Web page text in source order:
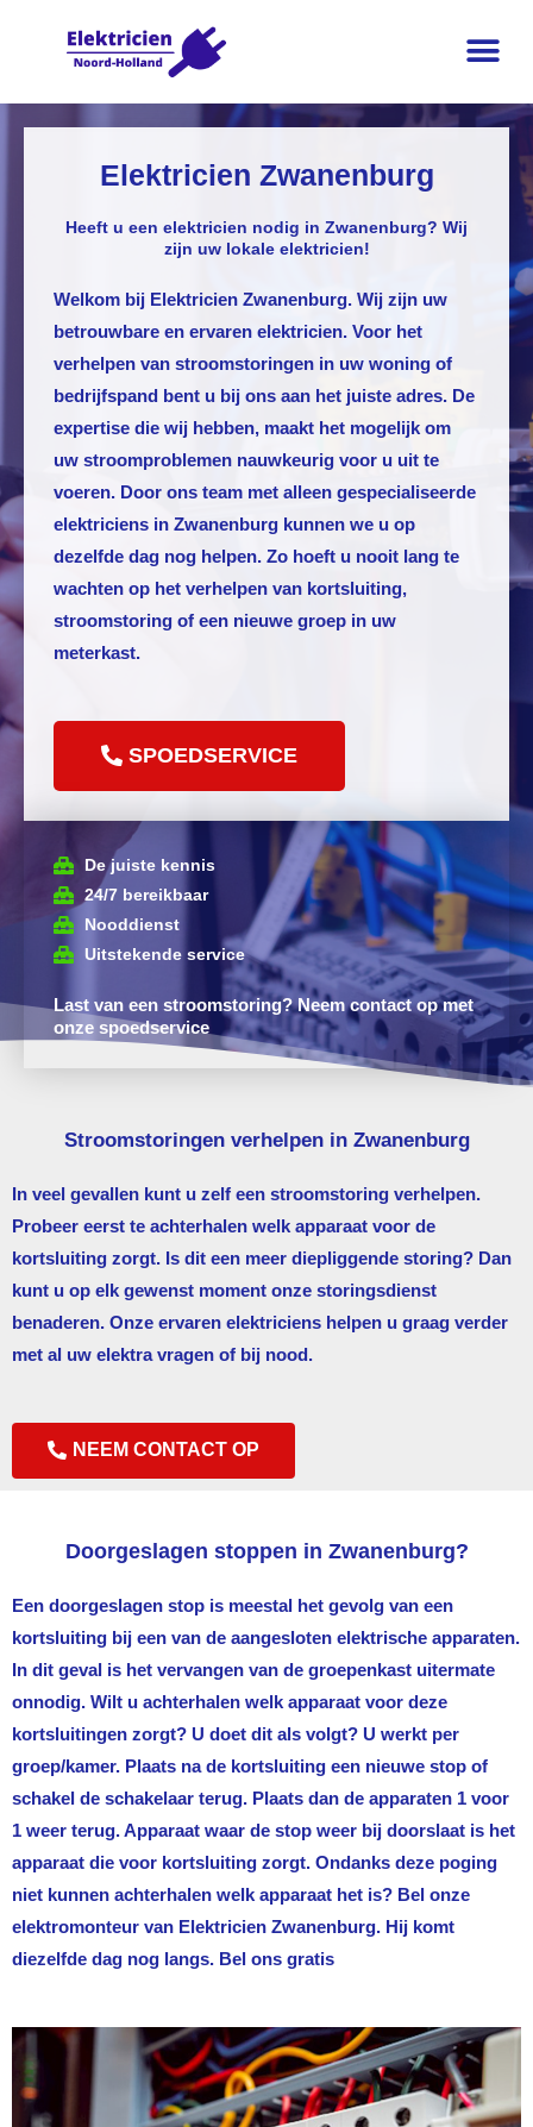
Elektricien Zwanenburg
Heeft u een elektricien nodig in Zwanenburg? Wij
zijn uw lokale elektricien!
Welkom bij Elektricien Zwanenburg. Wij zijn uw
betrouwbare en ervaren elektricien. Voor het
verhelpen van stroomstoringen in uw woning of
bedrijfspand bent u bij ons aan het juiste adres. De
expertise die wij hebben, maakt het mogelijk om
uw stroomproblemen nauwkeurig voor u uit te
voeren. Door ons team met alleen gespecialiseerde
elektriciens in Zwanenburg kunnen we u op
dezelfde dag nog helpen. Zo hoeft u nooit lang te
wachten op het verhelpen van kortsluiting,
stroomstoring of een nieuwe groep in uw
meterkast.
SPOEDSERVICE
De juiste kennis
24/7 bereikbaar
Nooddienst
Uitstekende service
Last van een stroomstoring? Neem contact op met
onze spoedservice
Stroomstoringen verhelpen in Zwanenburg
In veel gevallen kunt u zelf een stroomstoring verhelpen.
Probeer eerst te achterhalen welk apparaat voor de
kortsluiting zorgt. Is dit een meer diepliggende storing? Dan
kunt u op elk gewenst moment onze storingsdienst
benaderen. Onze ervaren elektriciens helpen u graag verder
met al uw elektra vragen of bij nood.
NEEM CONTACT OP
Doorgeslagen stoppen in Zwanenburg?
Een doorgeslagen stop is meestal het gevolg van een
kortsluiting bij een van de aangesloten elektrische apparaten.
In dit geval is het vervangen van de groepenkast uitermate
onnodig. Wilt u achterhalen welk apparaat voor deze
kortsluitingen zorgt? U doet dit als volgt? U werkt per
groep/kamer. Plaats na de kortsluiting een nieuwe stop of
schakel de schakelaar terug. Plaats dan de apparaten 1 voor
1 weer terug. Apparaat waar de stop weer bij doorslaat is het
apparaat die voor kortsluiting zorgt. Ondanks deze poging
niet kunnen achterhalen welk apparaat het is? Bel onze
elektromonteur van Elektricien Zwanenburg. Hij komt
diezelfde dag nog langs. Bel ons gratis